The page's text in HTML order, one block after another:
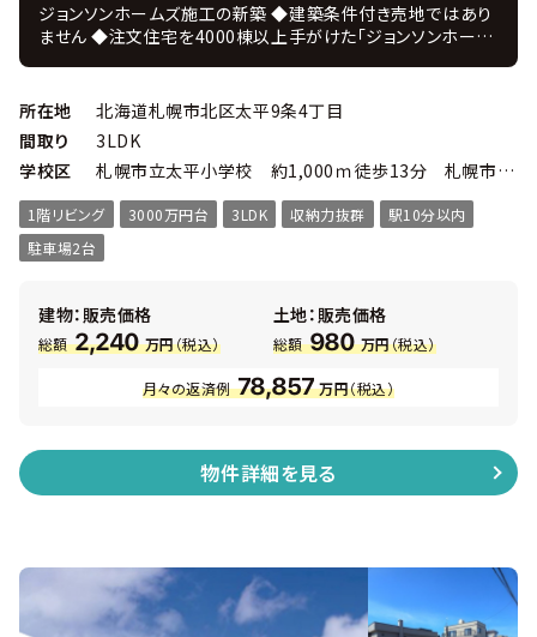
ジョンソンホームズ施工の新築 ◆建築条件付き売地ではあり
ません ◆注文住宅を4000棟以上手がけた「ジョンソンホーム
販売・アフターまで自社一貫体制、 住んでからのアフターフォ
ローも充実！ ◆現況更地につき即お引渡し可！ ◆周辺スーパ
ーやホームセンターなど多数あり生活利便性良好 ■東8丁目
篠路通や創成川通も近いので市内の移動もしやすい♪ ■最
寄りバス停から直結で札幌駅前まで乗車約25分！ ■物件概要
・ 3ＬＤＫ 延べ床面積94.14㎡ ・ 敷地面積112.32㎡ ・
幅員：北東側 公道約6.0ｍ ・ 高断熱のトリプルサッシ ・ カ
ーテン＆照明付 ・ 主寝室にはウォークインクローク ・ 各居
所在地
北海道札幌市北区太平9条4丁目
間取り
3LDK
学校区
札幌市立太平小学校 約1,000ｍ徒歩13分 札幌市立太平中学校 約300ｎ徒歩4分
1階リビング 3000万円台 3LDK 収納力抜群
駅10分以内
駐車場2台
建物：販売価格
総額 2,240 万円（税込）
土地：販売価格
総額 980 万円（税込）
月々の返済例 78,857 万円（税込）
物件詳細を見る